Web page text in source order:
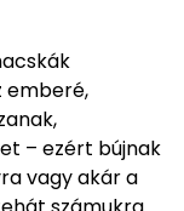
emberé,
– ezért bújnak
vagy akár a